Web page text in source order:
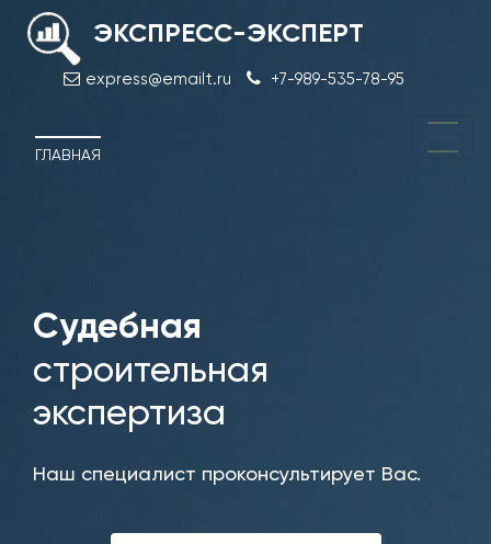
ЭКСПРЕСС-ЭКСПЕРТ
express@emailt.ru +7-989-535-78-95
ГЛАВНАЯ
Судебная
строительная
экспертиза
Наш специалист проконсультирует Вас.